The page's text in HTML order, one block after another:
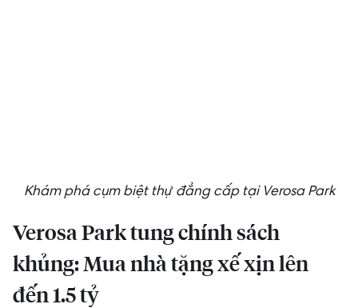
Khám phá cụm biệt thự đẳng cấp tại Verosa Park
Verosa Park tung chính sách
khủng: Mua nhà tặng xế xịn lên
đến 1.5 tỷ